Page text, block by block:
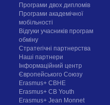
Програми двох дипломів
Програми академічної
мобільності
Відгуки учасників програм
обміну
Стратегічні партнерства
Наші партнери
Інформаційний центр
Європейського Союзу
Erasmus+ CBHE
Erasmus+ CB Youth
Erasmus+ Jean Monnet